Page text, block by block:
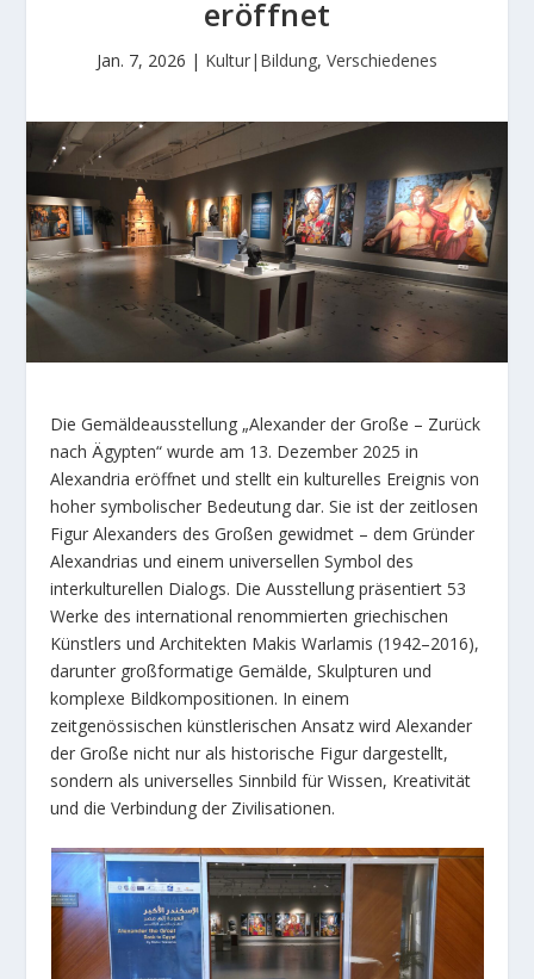
eröffnet
Jan. 7, 2026 | Kultur|Bildung, Verschiedenes
Die Gemäldeausstellung „Alexander der Große – Zurück
nach Ägypten“ wurde am 13. Dezember 2025 in
Alexandria eröffnet und stellt ein kulturelles Ereignis von
hoher symbolischer Bedeutung dar. Sie ist der zeitlosen
Figur Alexanders des Großen gewidmet – dem Gründer
Alexandrias und einem universellen Symbol des
interkulturellen Dialogs. Die Ausstellung präsentiert 53
Werke des international renommierten griechischen
Künstlers und Architekten Makis Warlamis (1942–2016),
darunter großformatige Gemälde, Skulpturen und
komplexe Bildkompositionen. In einem
zeitgenössischen künstlerischen Ansatz wird Alexander
der Große nicht nur als historische Figur dargestellt,
sondern als universelles Sinnbild für Wissen, Kreativität
und die Verbindung der Zivilisationen.